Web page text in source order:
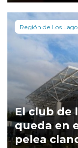
Región de Los
El club de
queda en
pelea